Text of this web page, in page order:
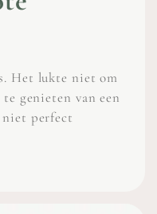
Het lukte niet om
genieten van een
perfect